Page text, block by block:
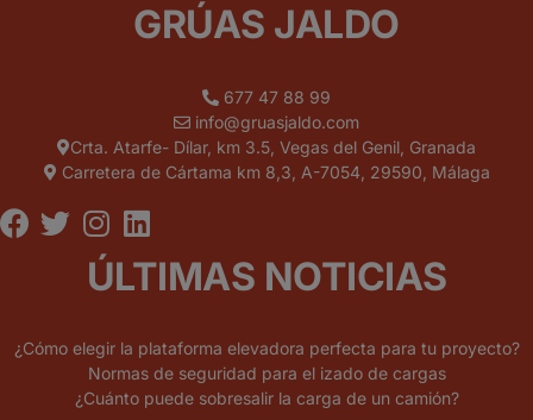
GRÚAS JALDO
677 47 88 99
info@gruasjaldo.com
Crta. Atarfe- Dílar, km 3.5, Vegas del Genil, Granada
Carretera de Cártama km 8,3, A-7054, 29590, Málaga
ÚLTIMAS NOTICIAS
¿Cómo elegir la plataforma elevadora perfecta para tu proyecto?
Normas de seguridad para el izado de cargas
¿Cuánto puede sobresalir la carga de un camión?